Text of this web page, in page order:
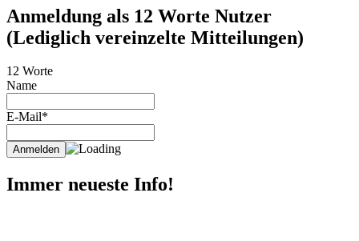
Anmeldung als 12 Worte Nutzer
(Lediglich vereinzelte Mitteilungen)
12 Worte
Name
E-Mail*
Immer neueste Info!